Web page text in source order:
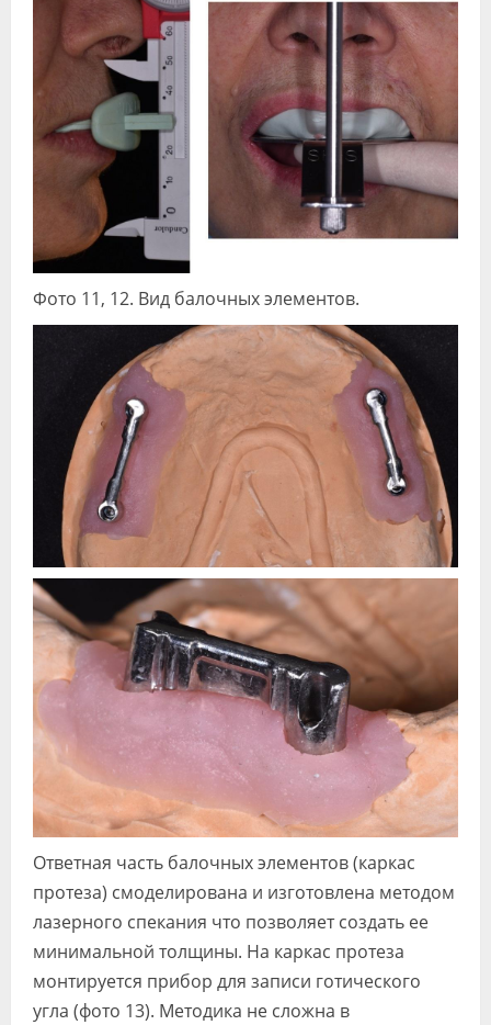
Фото 11, 12. Вид балочных элементов.
Ответная часть балочных элементов (каркас
протеза) смоделирована и изготовлена методом
лазерного спекания что позволяет создать ее
минимальной толщины. На каркас протеза
монтируется прибор для записи готического
угла (фото 13). Методика не сложна в